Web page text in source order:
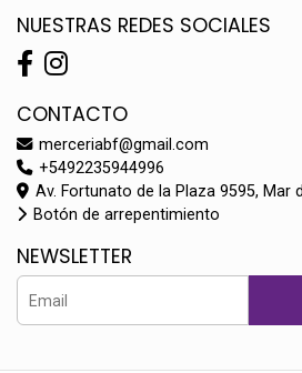
NUESTRAS REDES SOCIALES
CONTACTO
merceriabf@gmail.com
+5492235944996
Av. Fortunato de la Plaza 9595, Mar
Botón de arrepentimiento
NEWSLETTER